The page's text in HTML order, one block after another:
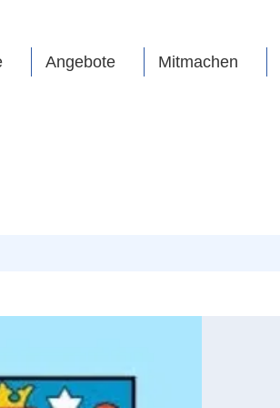
Angebote Mitmachen